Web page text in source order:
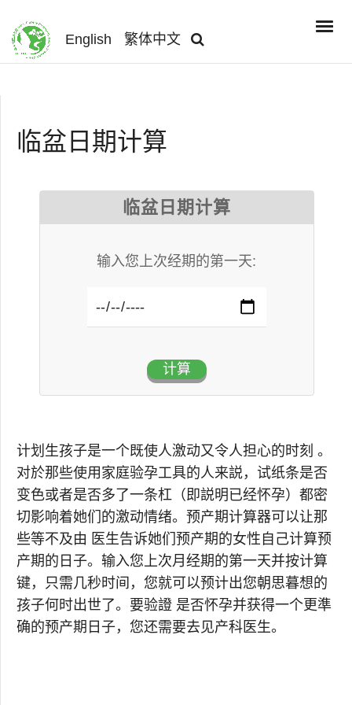
English 繁体中文
临盆日期计算
临盆日期计算
输入您上次经期的第一天:
计算
计划生孩子是一个既使人激动又令人担心的时刻 。
对於那些使用家庭验孕工具的人来説，试纸条是否
变色或者是否多了一条杠（即説明已经怀孕）都密
切影响着她们的激动情绪。预产期计算器可以让那
些等不及由 医生告诉她们预产期的女性自己计算预
产期的日子。输入您上次月经期的第一天并按计算
键，只需几秒时间，您就可以预计出您朝思暮想的
孩子何时出世了。要验證 是否怀孕并获得一个更準
确的预产期日子，您还需要去见产科医生。